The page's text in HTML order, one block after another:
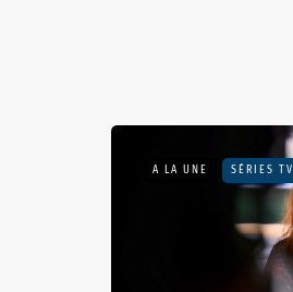
A LA UNE SÉRIES TV